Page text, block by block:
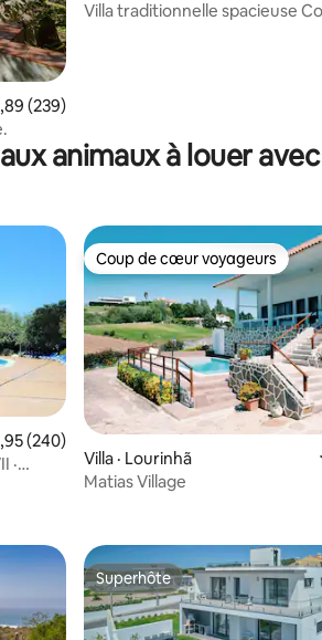
moyenne de 4,89 sur 5, 239
(239)
mpas
Villa traditionnelle spacieuse
animaux à louer
moyenne de 4,95 sur 5, 240
(240)
·
Coup de cœur voyageurs
Coup de cœur voyageurs
Villa · Lourinhã
Matias Village
Superhôte
Superhôte